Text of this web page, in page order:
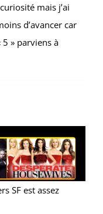
mais j’ai
d’avancer car
» parviens à
SF est assez